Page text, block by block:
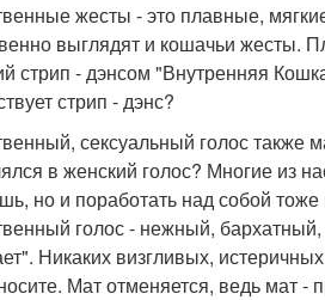
жесты - это плавные,
выглядят и кошачьи жесты.
стрип - дэнсом "Внутренняя
стрип - дэнс?
сексуальный голос также
в женский голос? Многие из
но и поработать над собой
голос - нежный, бархатный,
Никаких визгливых,
Мат отменяется, ведь мат -